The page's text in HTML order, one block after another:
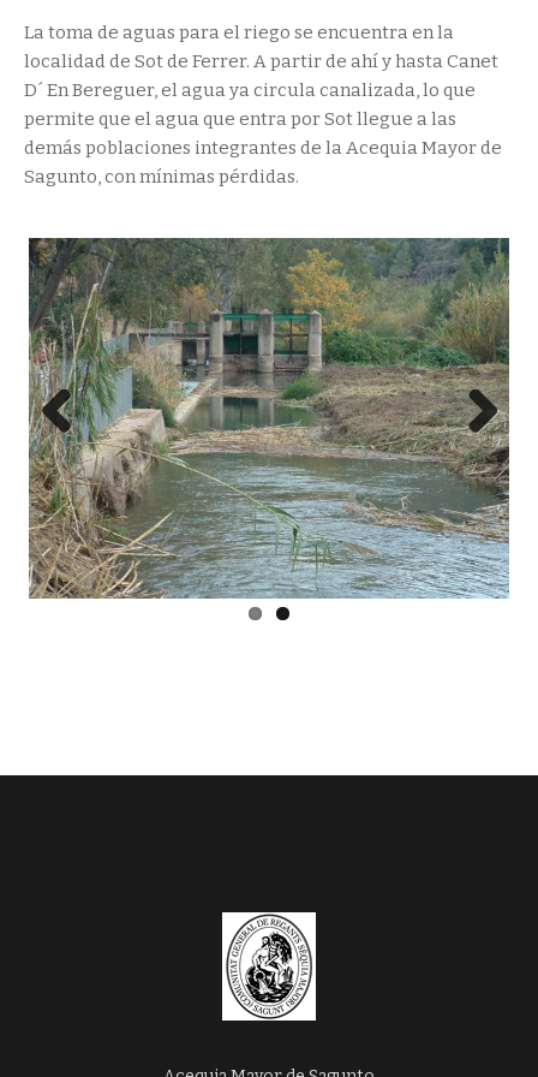
La toma de aguas para el riego se encuentra en la
localidad de Sot de Ferrer. A partir de ahí y hasta Canet
D´ En Bereguer, el agua ya circula canalizada, lo que
permite que el agua que entra por Sot llegue a las
demás poblaciones integrantes de la Acequia Mayor de
Sagunto, con mínimas pérdidas.
Prev
ious
Next